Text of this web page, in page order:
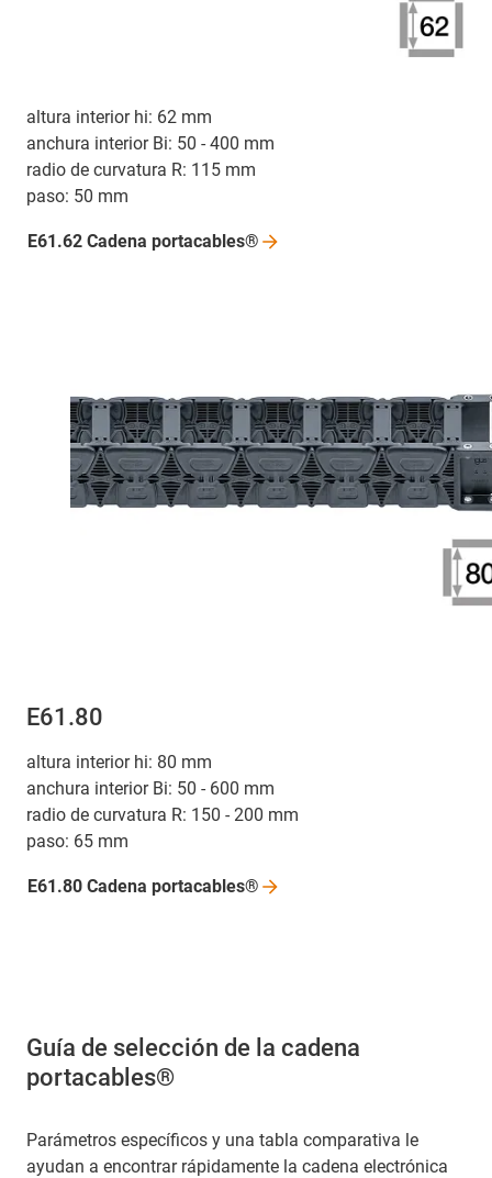
altura interior hi: 62 mm
anchura interior Bi: 50 - 400 mm
radio de curvatura R: 115 mm
paso: 50 mm
E61.62 Cadena portacables®
E61.80
altura interior hi: 80 mm
anchura interior Bi: 50 - 600 mm
radio de curvatura R: 150 - 200 mm
paso: 65 mm
E61.80 Cadena portacables®
Guía de selección de la cadena
portacables®
Parámetros específicos y una tabla comparativa le
ayudan a encontrar rápidamente la cadena electrónica